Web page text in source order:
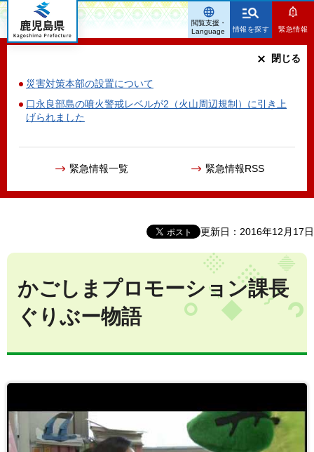
鹿児島県
情報を探す 緊急情報
災害対策本部の設置について
口永良部島の噴火警戒レベルが2（火山周辺規制）に引き上
げられました
緊急情報一覧 緊急情報RSS
閉じる
閲覧支援・
Language
更新日：2016年12月17日
かごしまプロモーション課長
ぐりぶー物語